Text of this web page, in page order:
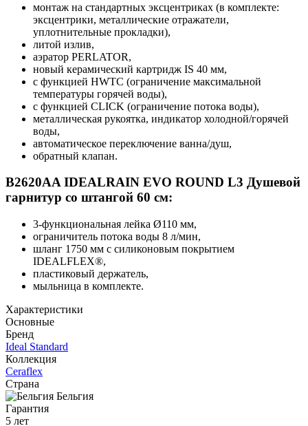
монтаж на стандартных эксцентриках (в комплекте:
эксцентрики, металлические отражатели,
уплотнительные прокладки),
литой излив,
аэратор PERLATOR,
новый керамический картридж IS 40 мм,
с функцией HWTC (ограничение максимальной
температуры горячей воды),
с функцией CLICK (ограничение потока воды),
металлическая рукоятка, индикатор холодной/горячей
воды,
автоматическое переключение ванна/душ,
обратный клапан.
B2620AA IDEALRAIN EVO ROUND L3 Душевой
гарнитур со штангой 60 см:
3-функциональная лейка Ø110 мм,
ограничитель потока воды 8 л/мин,
шланг 1750 мм с силиконовым покрытием
IDEALFLEX®,
пластиковый держатель,
мыльница в комплекте.
Характеристики
Основные
Бренд
Ideal Standard
Коллекция
Ceraflex
Страна
Бельгия
Гарантия
5 лет